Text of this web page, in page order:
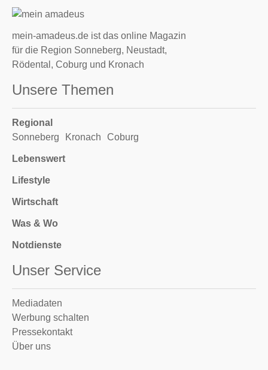
mein-amadeus.de ist das online Magazin
für die Region Sonneberg, Neustadt,
Rödental, Coburg und Kronach
Unsere Themen
Regional
Sonneberg
Kronach Coburg
Lebenswert
Lifestyle
Wirtschaft
Was & Wo
Notdienste
Unser Service
Mediadaten
Werbung schalten
Pressekontakt
Über uns